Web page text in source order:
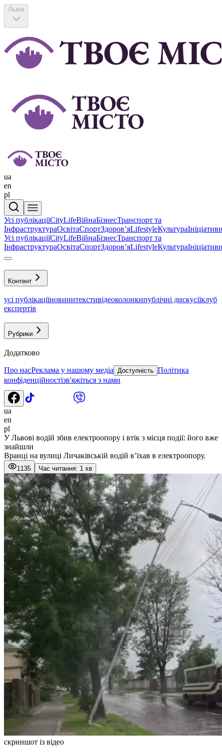
Львів
ua
en
pl
Усі публікаціїCityLifeВійнаБізнесТранспорт та
ІнфраструктураОсвітаСпортЗдоровʼяLifestyleКультура
Усі публікаціїCityLifeВійнаБізнесТранспорт та
ІнфраструктураОсвітаСпортЗдоровʼяLifestyleКультура
Контент
усі публікаціїновинитекстивідеоколонкипублічні дискусіїклуб
експертів
Рубрики
Додатково
Про насРеклама у нашому медіа Доступність Політика
конфіденційностізв'яжіться з нами
ua
en
pl
У Львові водій збив електроопору і втік з місця події: його вже
знайшли
Вранці на вулиці Личаківській водій в’їхав в електроопору.
1135 Час читання: 1 хв
скриншот із відео